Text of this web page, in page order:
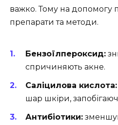
важко. Тому на допомогу
препарати та методи.
Бензоїлпероксид:
спричиняють акне.
Саліцилова кислота:
шар шкіри,
Антибіотики: